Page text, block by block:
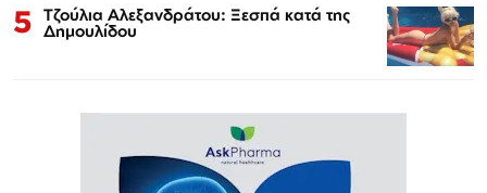
5 Τζούλια Αλεξανδράτου: Ξεσπά κατά της
Δημουλίδου